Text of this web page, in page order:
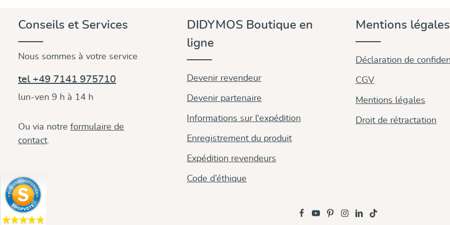
Conseils et Services
Nous sommes à votre service
tel +49 7141 975710
lun-ven 9 h à 14 h
Ou via notre formulaire de
contact.
DIDYMOS Boutique en
ligne
Devenir revendeur
Devenir partenaire
Informations sur l'expédition
Enregistrement du produit
Expédition revendeurs
Code d’éthique
Mentions légales
Déclaration de
CGV
Mentions légales
Droit de rétractation